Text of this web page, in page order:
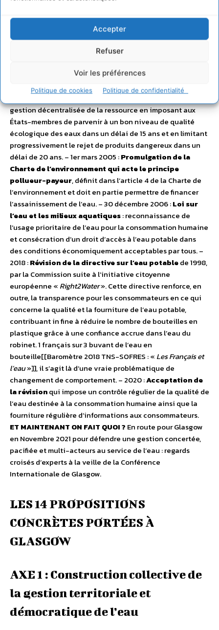
Accepter
Refuser
Voir les préférences
Politique de cookies Politique de confidentialité
potablevisant à protéger le consommateur qui pose le
cadre réglementaire européen en matière d’eau potable
et s’applique à l’ensemble des eaux destinées à la
consommation humaine. – 23 Octobre 2000 :Directive-
cadre européenne sur l’eaupour harmoniser la gestion
une politique communautaire de l’eau. Elle s’appuie sur la
mise en place de Schémas directeurs d’aménagement et
de gestion des eaux (Sdage). Objectif : renforcer la
gestion décentralisée de la ressource en imposant aux
États-membres de parvenir à un bon niveau de qualité
écologique des eaux dans un délai de 15 ans et en limitant
progressivement le rejet de produits dangereux dans un
délai de 20 ans. – 1er mars 2005 :Promulgation de la
Charte de l’environnement qui acte le principe
pollueur-payeur, définit dans l’article 4 de la Charte de
l’environnement et doit en partie permettre de financer
l’assainissement de l’eau. – 30 décembre 2006 :Loi sur
l’eau et les milieux aquatiques: reconnaissance de
l’usage prioritaire de l’eau pour la consommation humaine
et consécration d’un droit d’accès à l’eau potable dans
des conditions économiquement acceptables par tous. –
2018 :Révision de la directive sur l’eau potablede 1998,
par la Commission suite à l’initiative citoyenne
européenne « Right2Water». Cette directive renforce, en
outre, la transparence pour les consommateurs en ce qui
concerne la qualité et la fourniture de l’eau potable,
contribuant in fine à réduire le nombre de bouteilles en
plastique grâce à une confiance accrue dans l’eau du
robinet. 1 français sur 3 buvant de l’eau en
bouteille[[Baromètre 2018 TNS-SOFRES : « Les Français et
l’eau»]], il s’agit là d’une vraie problématique de
changement de comportement. – 2020 :Acceptation de
la révisionqui impose un contrôle régulier de la qualité de
l’eau destinée à la consommation humaine ainsi que la
fourniture régulière d’informations aux consommateurs.
ET MAINTENANT ON FAIT QUOI ? En route pour Glasgow
en Novembre 2021 pour défendre une gestion concertée,
pacifiée et multi-acteurs au service de l’eau : regards
croisés d’experts à la veille de la Conférence
Internationale de Glasgow.
LES 14 PROPOSITIONS
CONCRÈTES PORTÉES À
GLASGOW
AXE 1 : Construction collective de
la gestion territoriale et
démocratique de l’eau